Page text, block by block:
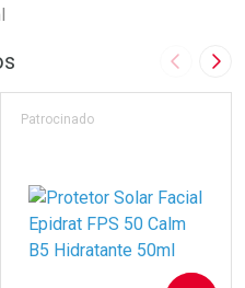
Imagem
Patrocinado